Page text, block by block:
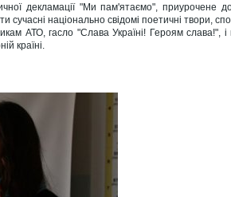
декламації "Ми пам'ятаємо", приурочене
сучасні національно свідомі поетичні твори,
АТО, гасло "Слава Україні! Героям слава!",
країні.